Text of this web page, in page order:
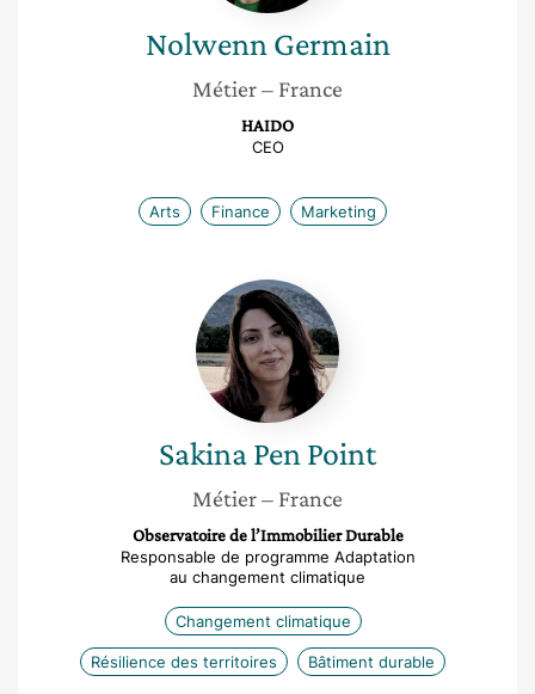
Nolwenn Germain
Métier– France
HAIDO
CEO
Arts Finance Marketing
Sakina
Pen
Point
SakinaPen Point
Métier– France
Observatoire de l’Immobilier Durable
Responsable de programme Adaptation
au changement climatique
Changement climatique
Résilience des territoires Bâtiment durable